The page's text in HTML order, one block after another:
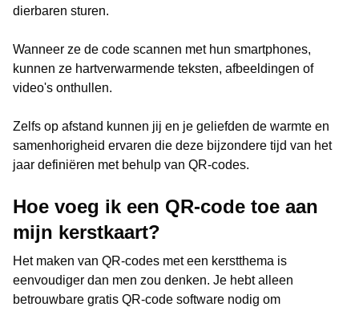
dierbaren sturen.
Wanneer ze de code scannen met hun smartphones,
kunnen ze hartverwarmende teksten, afbeeldingen of
video's onthullen.
Zelfs op afstand kunnen jij en je geliefden de warmte en
samenhorigheid ervaren die deze bijzondere tijd van het
jaar definiëren met behulp van QR-codes.
Hoe voeg ik een QR-code toe aan
mijn kerstkaart?
Het maken van QR-codes met een kerstthema is
eenvoudiger dan men zou denken. Je hebt alleen
betrouwbare gratis QR-code software nodig om